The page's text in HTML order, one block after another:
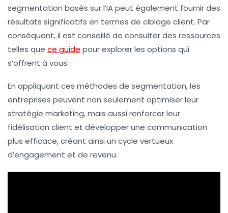
segmentation basés sur l’IApeut également fournir des
résultats significatifs en termes de ciblage client. Par
conséquent, il est conseillé de consulter des ressources
telles que ce guide pour explorer les options qui
s’offrent à vous.
En appliquant ces méthodes de segmentation, les
entreprises peuvent non seulement optimiser leur
stratégie marketing, mais aussi renforcer leur
fidélisation client et développer une communication
plus efficace, créant ainsi un cycle vertueux
d’engagement et de revenu.